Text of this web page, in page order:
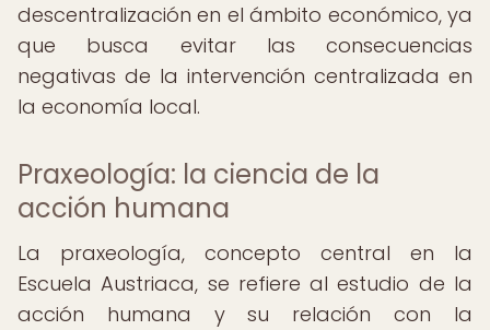
descentralización en el ámbito económico, ya
que busca evitar las consecuencias
negativas de la intervención centralizada en
la economía local.
Praxeología: la ciencia de la
acción humana
La praxeología, concepto central en la
Escuela Austriaca, se refiere al estudio de la
acción humana y su relación con la